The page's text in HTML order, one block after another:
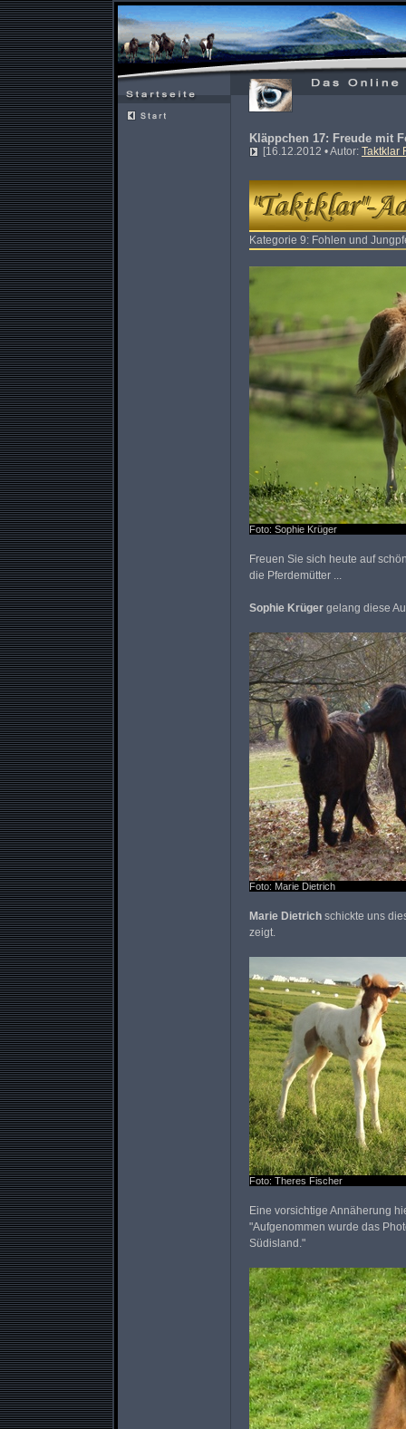
Kläppchen 17: Freude mit
[16.12.2012 • Autor: Taktklar
Kategorie 9: Fohlen und
Foto: Sophie Krüger
Freuen Sie sich heute auf
die Pferdemütter ...
Sophie Krüger gelang diese
Foto: Marie Dietrich
Marie Dietrich schickte uns
zeigt.
Foto: Theres Fischer
Eine vorsichtige Annäherung
"Aufgenommen wurde das
Südisland."